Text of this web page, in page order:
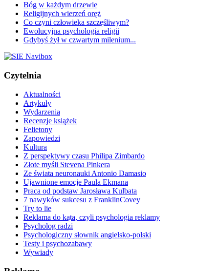
Bóg w każdym drzewie
Religijnych wierzeń oręż
Co czyni człowieka szczęśliwym?
Ewolucyjna psychologia religii
Gdybyś żył w czwartym milenium...
Czytelnia
Aktualności
Artykuły
Wydarzenia
Recenzje książek
Felietony
Zapowiedzi
Kultura
Z perspektywy czasu Philipa Zimbardo
Złote myśli Stevena Pinkera
Ze świata neuronauki Antonio Damasio
Ujawnione emocje Paula Ekmana
Praca od podstaw Jarosława Kulbata
7 nawyków sukcesu z FranklinCovey
Try to lie
Reklama do kąta, czyli psychologia reklamy
Psycholog radzi
Psychologiczny słownik angielsko-polski
Testy i psychozabawy
Wywiady